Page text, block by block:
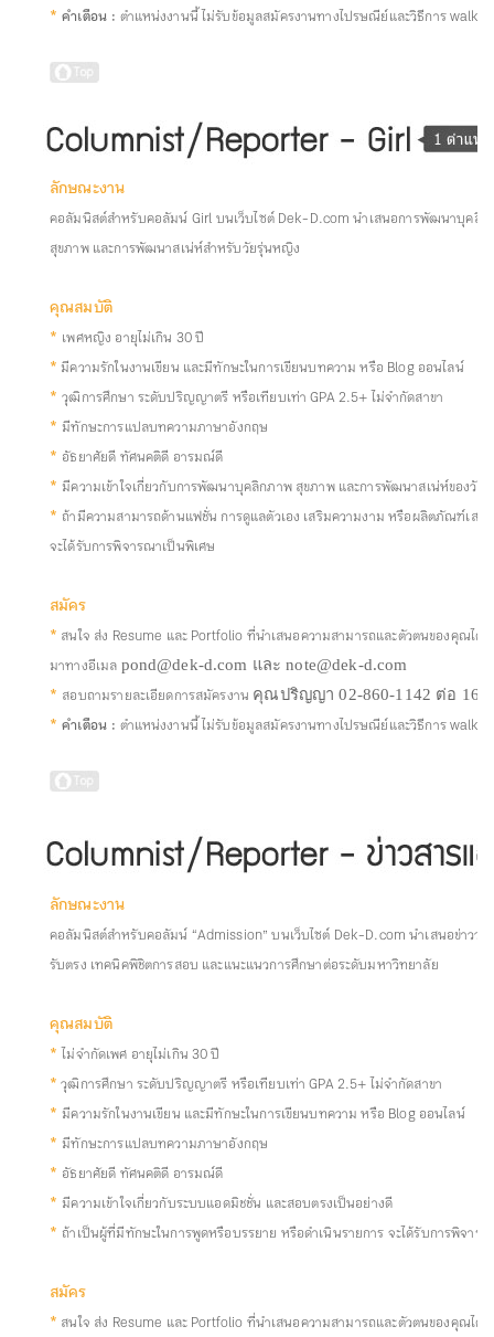
*คำเตือน : ตำแหน่งงานนี้ ไม่รับข้อมูลสมัครงานทางไปรษณีย์และวิธีการ walk-
ลักษณะงาน
คอลัมนิสต์สำหรับคอลัมน์ Girlบนเว็บไซต์ Dek-D.com นำเสนอการพัฒนาบุคลิ
สุขภาพ และการพัฒนาสเน่ห์สำหรับวัยรุ่นหญิง
คุณสมบัติ
* เพศหญิง อายุไม่เกิน 30 ปี
*มีความรักในงานเขียน และมีทักษะในการเขียนบทความ หรือ Blog ออนไลน์
*วุฒิการศึกษา ระดับปริญญาตรี หรือเทียบเท่า GPA 2.5+ ไม่จำกัดสาขา
*มีทักษะการแปลบทความภาษาอังกฤษ
* อัธยาศัยดี ทัศนคติดี อารมณ์ดี
*มีความเข้าใจเกี่ยวกับการพัฒนาบุคลิกภาพ สุขภาพ และการพัฒนาสเน่ห์ของวั
*ถ้ามีความสามารถด้านแฟชั่น การดูแลตัวเอง เสริมความงาม หรือผลิตภัณฑ์เสริ
จะได้รับการพิจารณาเป็นพิเศษ
สมัคร
* สนใจ ส่ง Resume และ Portfolio ที่นำเสนอความสามารถและตัวตนของคุณได้
มาทางอีเมล pond@dek-d.com และ note@dek-d.com
* สอบถามรายละเอียดการสมัครงาน คุณปริญญา 02-860-1142 ต่อ 16
*คำเตือน : ตำแหน่งงานนี้ ไม่รับข้อมูลสมัครงานทางไปรษณีย์และวิธีการ walk-
ลักษณะงาน
คอลัมนิสต์สำหรับคอลัมน์ “Admission”บนเว็บไซต์ Dek-D.com นำเสนอข่าวว
รับตรง เทคนิคพิชิตการสอบ และแนะแนวการศึกษาต่อระดับมหาวิทยาลัย
คุณสมบัติ
*ไม่จำกัดเพศ อายุไม่เกิน 30 ปี
*วุฒิการศึกษา ระดับปริญญาตรี หรือเทียบเท่า GPA 2.5+ ไม่จำกัดสาขา
*มีความรักในงานเขียน และมีทักษะในการเขียนบทความ หรือ Blog ออนไลน์
*มีทักษะการแปลบทความภาษาอังกฤษ
* อัธยาศัยดี ทัศนคติดี อารมณ์ดี
*มีความเข้าใจเกี่ยวกับระบบแอดมิชชั่น และสอบตรงเป็นอย่างดี
*ถ้าเป็นผู้ที่มีทักษะในการพูดหรือบรรยาย หรือดำเนินรายการ จะได้รับการพิจาร
สมัคร
* สนใจ ส่ง Resume และ Portfolio ที่นำเสนอความสามารถและตัวตนของคุณได้